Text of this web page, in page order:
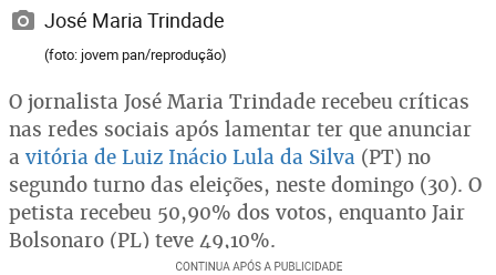
José Maria Trindade
(foto: jovem pan/reprodução)
O jornalista José Maria Trindade recebeu críticas
nas redes sociais após lamentar ter que anunciar
a vitória de Luiz Inácio Lula da Silva (PT) no
segundo turno das eleições, neste domingo (30). O
petista recebeu 50,90% dos votos, enquanto Jair
Bolsonaro (PL) teve 49,10%.